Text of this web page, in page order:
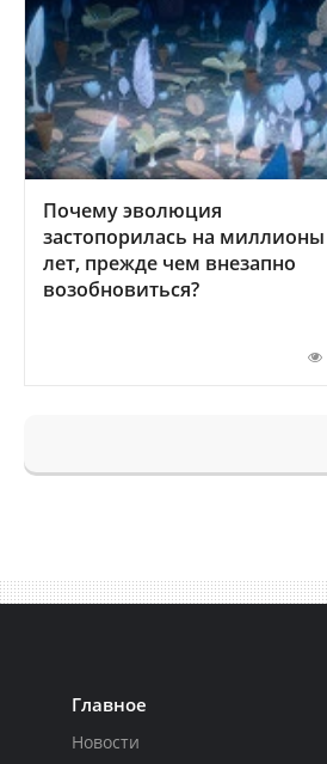
Почему эволюция
застопорилась на миллионы
лет, прежде чем внезапно
возобновиться?
Главное
Новости